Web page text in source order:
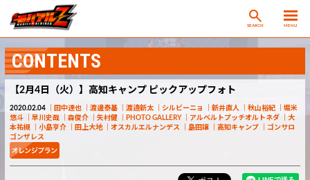
SEARCH MENU
CONTENTS
【2月4日（火）】高知キャンプ ピックアップフォト
2020.02.04 田中達也 渡邊泰基 渡邉新太 シルビーニョ 新井直人 秋山裕紀
堀米
悠斗
早川史哉 森俊介 矢村健 PHOTO GALLERY アルベルトプッチオルトネダ
大
本祐槻
小島亨介 田上大地 オスカルエルナンデス 島田譲 高知キャンプ
ゴンサロ
ゴンザレス